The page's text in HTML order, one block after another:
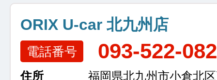
ORIX U-car 北九州店
電話番号 093-522-
住所
福岡県北九州市小倉北